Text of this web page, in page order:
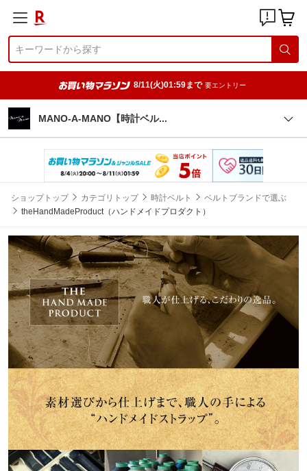
8/11(火)01:59まで 要エントリー
MANO-A-MANO【時計ベル
ショップトップ カテゴリトップ 時計ベルト
ベルトブランドで選ぶ
theHandMadeProduct（ハンドメイドプロダクト）